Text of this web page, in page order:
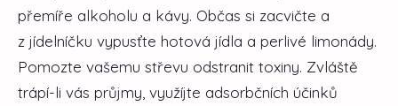
přemíře alkoholu a kávy. Občas si zacvičte a
z jídelníčku vypusťte hotová jídla a perlivé limonády.
Pomozte vašemu střevu odstranit toxiny. Zvláště
trápí-li vás průjmy, využíjte adsorbčních účinků